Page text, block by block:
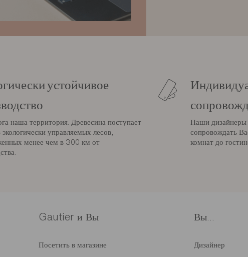
устойчивое
наша территория. Древесина поступает
экологически управляемых лесов,
менее чем в 300 км от
Наши дизайнеры
сопровождать
комнат до
Gautier и Вы
Посетить в магазине
Вы...
Дизайнер